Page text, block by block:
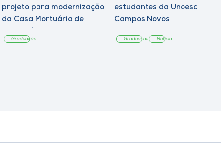
projeto para modernização
da Casa Mortuária de
Graduação
estudantes da Unoesc
Campos Novos
Graduação Notícia